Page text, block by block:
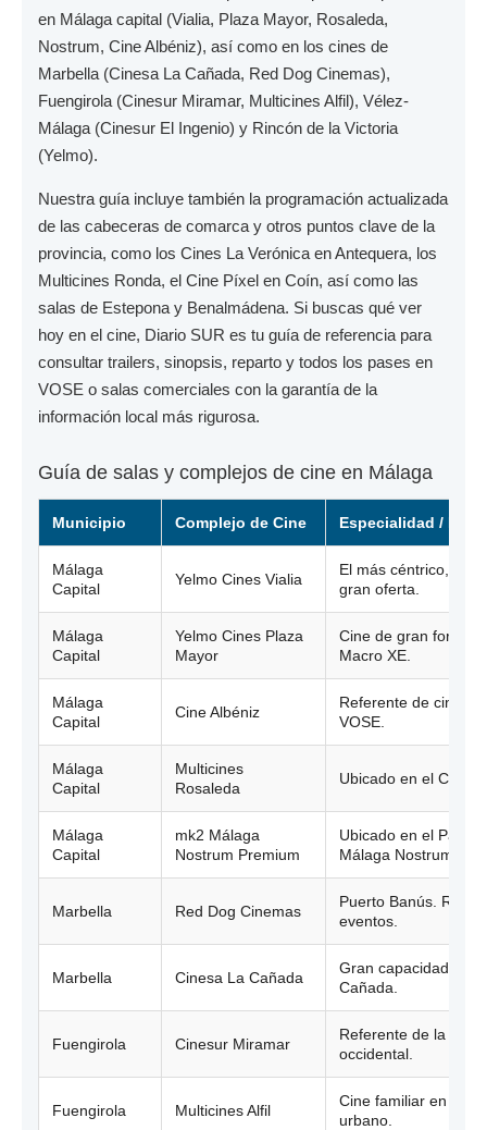
en Málaga capital (Vialia, Plaza Mayor, Rosaleda,
Nostrum, Cine Albéniz), así como en los cines de
Marbella (Cinesa La Cañada, Red Dog Cinemas),
Fuengirola (Cinesur Miramar, Multicines Alfil), Vélez-
Málaga (Cinesur El Ingenio) y Rincón de la Victoria
(Yelmo).
Nuestra guía incluye también la programación actualizada
de las cabeceras de comarca y otros puntos clave de la
provincia, como los Cines La Verónica en Antequera, los
Multicines Ronda, el Cine Píxel en Coín, así como las
salas de Estepona y Benalmádena. Si buscas qué ver
hoy en el cine, Diario SUR es tu guía de referencia para
consultar trailers, sinopsis, reparto y todos los pases en
VOSE o salas comerciales con la garantía de la
información local más rigurosa.
Guía de salas y complejos de cine en Málaga
Municipio Complejo de Cine Especialidad / Nota
Málaga
Capital
Yelmo Cines Vialia
El más céntrico,
gran oferta.
Málaga
Capital
Yelmo Cines Plaza
Mayor
Cine de gran
Macro XE.
Málaga
Capital
Cine Albéniz
Referente de cine
VOSE.
Málaga
Capital
Multicines
Rosaleda
Ubicado en el C.C.
Málaga
Capital
mk2 Málaga
Nostrum Premium
Ubicado en el
Málaga Nostrum.
Marbella Red Dog Cinemas
Puerto Banús.
eventos.
Marbella Cinesa La Cañada
Gran capacidad en
Cañada.
Fuengirola Cinesur Miramar
Referente de la
occidental.
Fuengirola Multicines Alfil
Cine familiar en el
urbano.